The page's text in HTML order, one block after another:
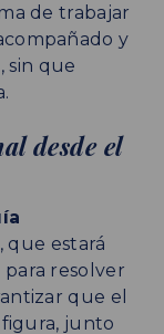
de trabajar
y
sin que
desde el
, que estará
resolver
que el
junto